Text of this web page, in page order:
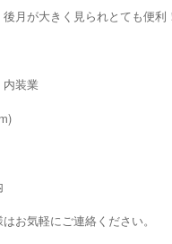
月が大きく見られとても便利
装業
お気軽にご連絡ください。